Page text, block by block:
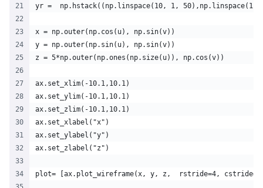
yr =  np.hstack((np.linspace(10, 1, 50),np.linspace(1,
x = np.outer(np.cos(u), np.sin(v))
y = np.outer(np.sin(u), np.sin(v))
z = 5*np.outer(np.ones(np.size(u)), np.cos(v))
ax.set_xlim(-10.1,10.1)
ax.set_ylim(-10.1,10.1)
ax.set_zlim(-10.1,10.1)
ax.set_xlabel("x")
ax.set_ylabel("y")
ax.set_zlabel("z")
plot= [ax.plot_wireframe(x, y, z,  rstride=4,